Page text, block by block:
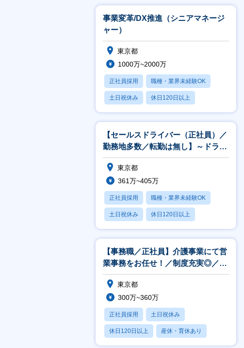
事業変革/DX推進（シニアマネージ
ャー）
東京都
1000万~2000万
正社員採用 職種・業界未経験OK
土日祝休み 休日120日以上
産休・育休あり
【セールスドライバー（正社員）／
勤務地多数／転勤は無し】～ドライ
バー未経験OK／福祉用具の調整等
～
東京都
361万~405万
正社員採用 職種・業界未経験OK
土日祝休み 休日120日以上
産休・育休あり
【事務職／正社員】介護事業にて営
業事務をお任せ！／制度充実◎／年
間休日120日以上！
東京都
300万~360万
正社員採用 土日祝休み
休日120日以上 産休・育休あり